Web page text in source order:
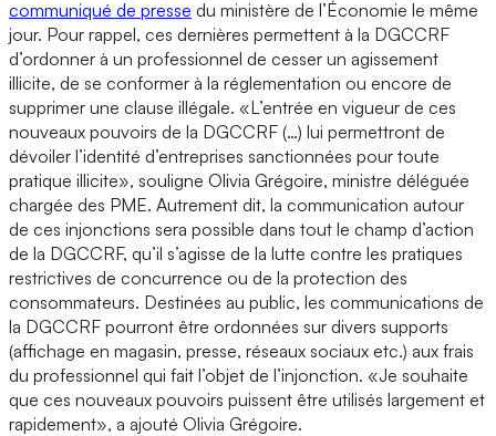
communiqué de presse du ministère de l’Économie le même
jour. Pour rappel, ces dernières permettent à la DGCCRF
d’ordonner à un professionnel de cesser un agissement
illicite, de se conformer à la réglementation ou encore de
supprimer une clause illégale. «L’entrée en vigueur de ces
nouveaux pouvoirs de la DGCCRF (…) lui permettront de
dévoiler l’identité d’entreprises sanctionnées pour toute
pratique illicite», souligne Olivia Grégoire, ministre déléguée
chargée des PME. Autrement dit, la communication autour
de ces injonctions sera possible dans tout le champ d’action
de la DGCCRF, qu’il s’agisse de la lutte contre les pratiques
restrictives de concurrence ou de la protection des
consommateurs. Destinées au public, les communications de
la DGCCRF pourront être ordonnées sur divers supports
(affichage en magasin, presse, réseaux sociaux etc.) aux frais
du professionnel qui fait l’objet de l’injonction. «Je souhaite
que ces nouveaux pouvoirs puissent être utilisés largement et
rapidement», a ajouté Olivia Grégoire.